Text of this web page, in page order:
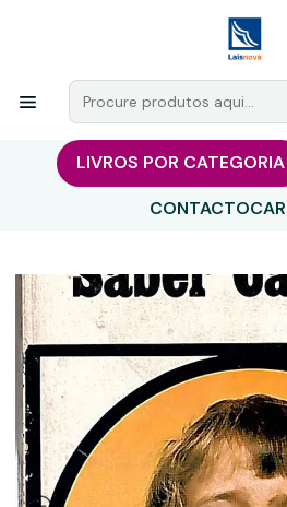
LIVROS POR CATEGORIA
CONTACTO